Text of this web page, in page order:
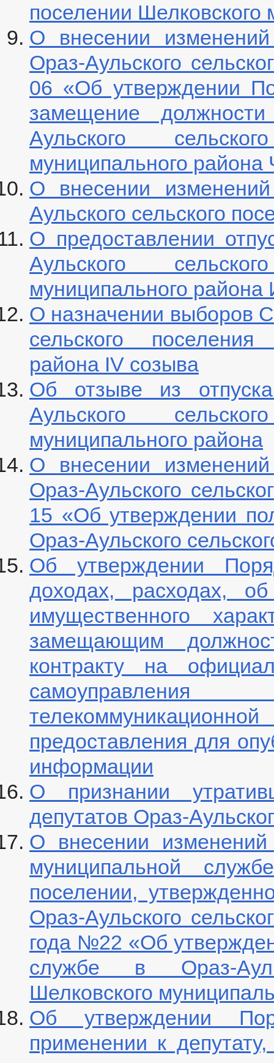
поселении Шелковского
О внесении
Ораз-Аульского
06 «Об утверждении
замещение
Аульского
муниципального района
О внесении
Аульского сельского
О предоставлении
Аульского
муниципального района
О назначении выборов
сельского поселения
района IV созыва
Об отзыве из
Аульского
муниципального района
О внесении
Ораз-Аульского
15 «Об утверждении
Ораз-Аульского
Об утверждении
доходах, расходах,
имущественного
замещающим
контракту на
предоставления для
информации
О признании
депутатов Ораз-
О внесении
муниципальной
поселении,
Ораз-Аульского
года №22 «Об
службе в Ораз-
Шелковского
Об утверждении
применении к